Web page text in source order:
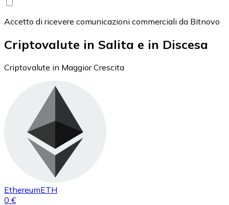
Accetto di ricevere comunicazioni commerciali da Bitnovo
Criptovalute in Salita e in Discesa
Criptovalute in Maggior Crescita
EthereumETH
0 €